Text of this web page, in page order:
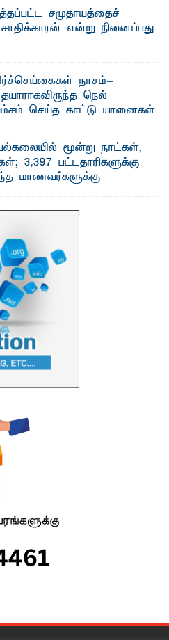
சமுதாயத்தைச்
என்று நினைப்பது
நாசம்-
நெல்
செய்த காட்டு யானைகள்
மூன்று நாட்கள்,
3,397 பட்டதாரிகளுக்கு
மாணவர்களுக்கு